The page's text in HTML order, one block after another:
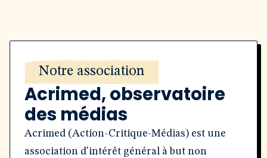
Notre association
Acrimed, observatoire
des médias
Acrimed (Action-Critique-Médias) est une
association d'intérêt général à but non